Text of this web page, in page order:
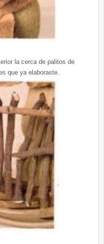
la cerca de palitos de
que ya elaboraste.